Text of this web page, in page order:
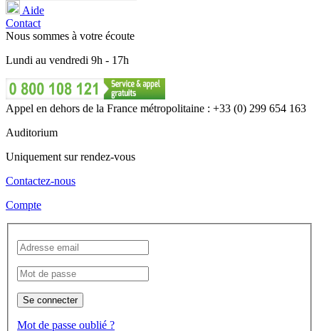
Aide
Contact
Nous sommes à votre écoute
Lundi au vendredi 9h - 17h
Appel en dehors de la France métropolitaine : +33 (0) 299 654 163
Auditorium
Uniquement sur rendez-vous
Contactez-nous
Compte
Se connecter
Mot de passe oublié ?